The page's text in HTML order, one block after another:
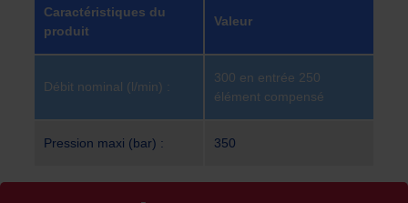
Caractéristiques du
produit
Valeur
Débit nominal (l/min) :
300 en entrée 250
élément compensé
Pression maxi (bar) : 350